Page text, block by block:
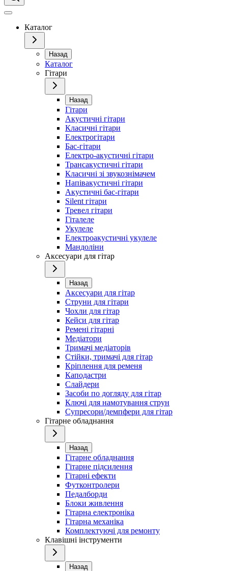
Каталог
Назад
Каталог
Гітари
Назад
Гітари
Акустичні гітари
Класичні гітари
Електрогітари
Бас-гітари
Електро-акустичні гітари
Трансакустичні гітари
Класичні зі звукознімачем
Напівакустичні гітари
Акустичні бас-гітари
Silent гітари
Тревел гітари
Гіталеле
Укулеле
Електроакустичні укулеле
Мандоліни
Аксесуари для гітар
Назад
Аксесуари для гітар
Струни для гітари
Чохли для гітар
Кейси для гітар
Ремені гітарні
Медіатори
Тримачі медіаторів
Стійки, тримачі для гітар
Кріплення для ременя
Каподастри
Слайдери
Засоби по догляду для гітар
Ключі для намотування струн
Супресори/демпфери для гітар
Гітарне обладнання
Назад
Гітарне обладнання
Гітарне підсилення
Гітарні ефекти
Футконтролери
Педалборди
Блоки живлення
Гітарна електроніка
Гітарна механіка
Комплектуючі для ремонту
Клавішні інструменти
Назад